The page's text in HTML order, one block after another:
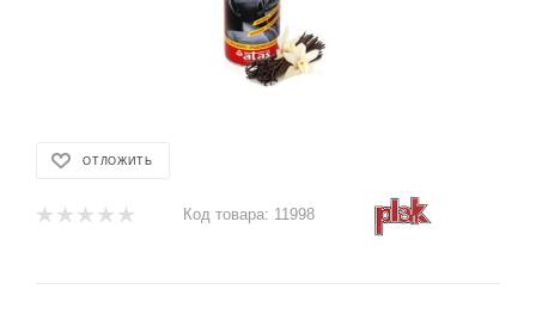
ОТЛОЖИТЬ
Код товара: 11998